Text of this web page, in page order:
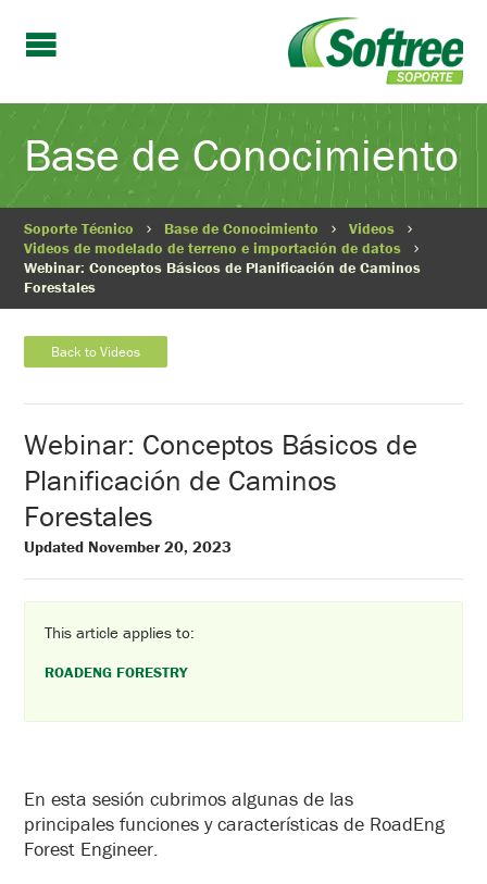
Base de Conocimiento
Soporte Técnico Base de Conocimiento
Videos
Videos de modelado de terreno e importación de datos
Webinar: Conceptos Básicos de Planificación de Caminos
Forestales
Back to Videos
Webinar: Conceptos Básicos de
Planificación de Caminos
Forestales
Updated November 20, 2023
This article applies to:
ROADENG FORESTRY
En esta sesión cubrimos algunas de las
principales funciones y características de RoadEng
Forest Engineer.